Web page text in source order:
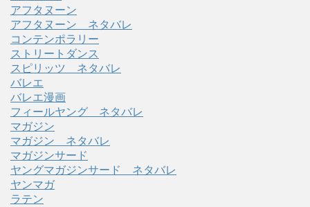
アフタヌーン
アフタヌーン ネタバレ
コンテンポラリー
ストリートダンス
スピリッツ ネタバレ
バレエ
バレエ漫画
フィールヤング ネタバレ
マガジン
マガジン ネタバレ
マガジンサード
ヤングマガジンサード ネタバレ
ヤンマガ
ラテン